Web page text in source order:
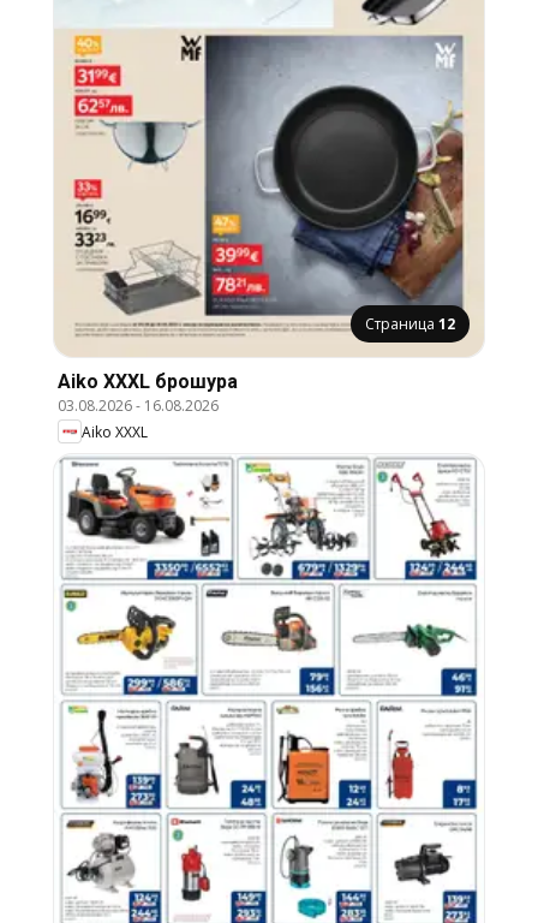
Страница 12
Aiko XXXL брошура
03.08.2026- 16.08.2026
Aiko XXXL